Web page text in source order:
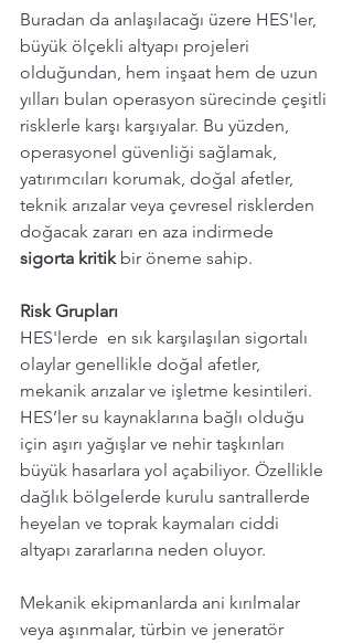
Buradan da anlaşılacağı üzere HES'ler,
büyük ölçekli altyapı projeleri
olduğundan, hem inşaat hem de uzun
yılları bulan operasyon sürecinde çeşitli
risklerle karşı karşıyalar. Bu yüzden,
operasyonel güvenliği sağlamak,
yatırımcıları korumak, doğal afetler,
teknik arızalar veya çevresel risklerden
doğacak zararı en aza indirmede
sigorta kritik bir öneme sahip.
Risk Grupları
HES'lerde  en sık karşılaşılan sigortalı
olaylar genellikle doğal afetler,
mekanik arızalar ve işletme kesintileri.
HES’ler su kaynaklarına bağlı olduğu
için aşırı yağışlar ve nehir taşkınları
büyük hasarlara yol açabiliyor. Özellikle
dağlık bölgelerde kurulu santrallerde
heyelan ve toprak kaymaları ciddi
altyapı zararlarına neden oluyor.
Mekanik ekipmanlarda ani kırılmalar
veya aşınmalar, türbin ve jeneratör